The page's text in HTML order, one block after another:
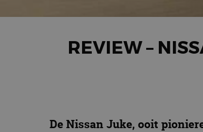
REVIEW –
De Nissan Juke, ooit